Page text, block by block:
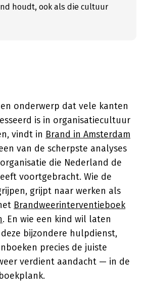
houdt, ook als die cultuur
onderwerp dat vele kanten
is in organisatiecultuur
vindt in Brand in Amsterdam
van de scherpste analyses
die Nederland de
voortgebracht. Wie de
grijpt naar werken als
Brandweerinterventieboek
. En wie een kind wil laten
bijzondere hulpdienst,
precies de juiste
verdient aandacht — in de